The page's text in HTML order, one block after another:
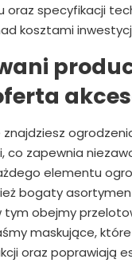
oraz specyfikacji
kosztami
co zapewnia
elementu
bogaty
tym obejmy
maskujące, które
oraz poprawiają